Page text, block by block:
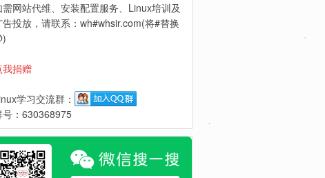
需网站代维、安装配置服务、Linux培训及
告投放，请联系：wh#whsir.com(将#替换
我捐赠
学习交流群：
号：630368975